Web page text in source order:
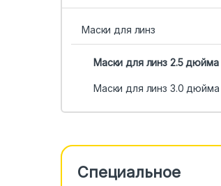
Маски для линз
Маски для линз 2.5 дюйма
Маски для линз 3.0 дюйма
Специальное